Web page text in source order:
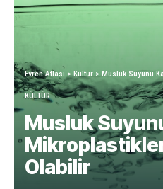
Evren Atlası > Kültür > Musluk Suyunu
KÜLTÜR
Musluk
Olabilir